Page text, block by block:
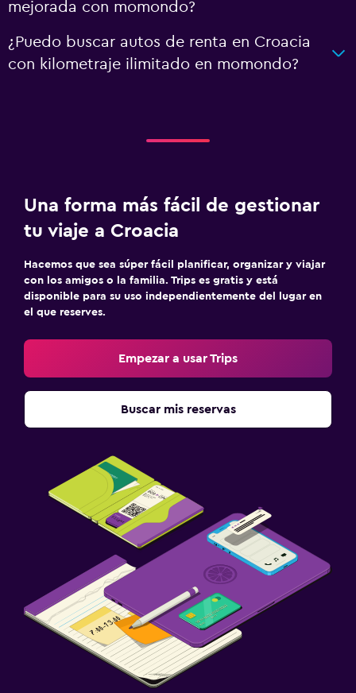
mejorada con momondo?
¿Puedo buscar autos de renta en Croacia
con kilometraje ilimitado en momondo?
Una forma más fácil de gestionar
tu viaje a Croacia
Hacemos que sea súper fácil planificar, organizar y viajar
con los amigos o la familia. Trips es gratis y está
disponible para su uso independientemente del lugar en
el que reserves.
Empezar a usar Trips
Buscar mis reservas